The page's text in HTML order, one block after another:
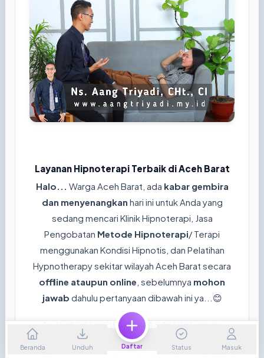
Layanan Hipnoterapi Terbaik di Aceh Barat
Halo... Warga Aceh Barat, ada kabar gembira
dan menyenangkan hari ini untuk Anda yang
sedang mencari Klinik Hipnoterapi, Jasa
Pengobatan Metode Hipnoterapi/ Terapi
menggunakan Kondisi Hipnotis, dan Pelatihan
Hypnotherapy sekitar wilayah Aceh Barat secara
offline ataupun online , sebelumnya mohon
jawab dahulu pertanyaan dibawah ini ya...😊
Apakah ini kondisi yang Anda/ Keluaraga
rasakan sekarang?
Beranda Unduh Daftar Status Masuk